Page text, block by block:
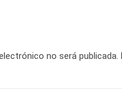
no será publicada.